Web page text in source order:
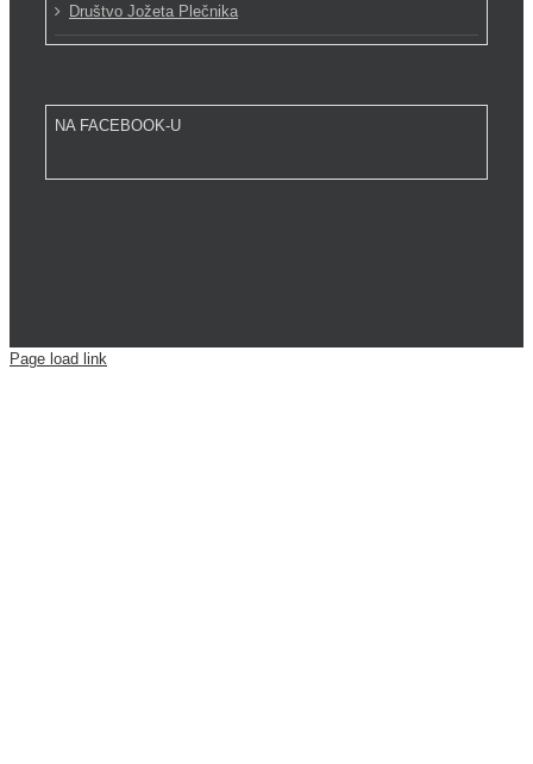
Društvo Jožeta Plečnika
NA FACEBOOK-U
Page load link